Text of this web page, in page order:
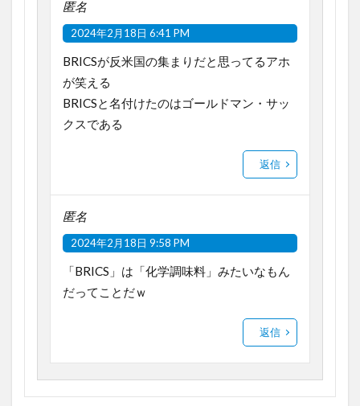
匿名
2024年2月18日 6:41 PM
BRICSが反米国の集まりだと思ってるアホ
が笑える
BRICSと名付けたのはゴールドマン・サッ
クスである
返信
匿名
2024年2月18日 9:58 PM
「BRICS」は「化学調味料」みたいなもん
だってことだｗ
返信